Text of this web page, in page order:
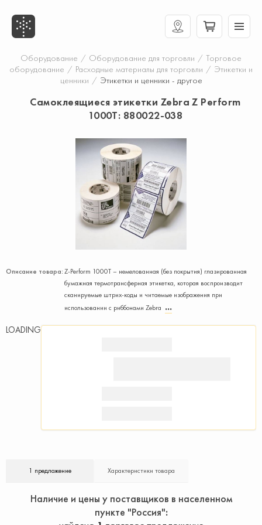
Оборудование / Оборудование для торговли / Торговое
оборудование / Расходные материалы для торговли / Этикетки и
ценники / Этикетки и ценники - другое
Самоклеящиеся этикетки Zebra Z Perform
1000T: 880022-038
Описание товара:Z-Perform 1000T – немелованная (без покрытия) глазированная
бумажная термотрансферная этикетка, которая воспроизводит
сканируемые штрих-коды и читаемые изображения при
использовании с риббонами Zebra
LOADING
1 предложение Характеристики товара
Наличие и цены у поставщиков в населенном
пункте "Россия"